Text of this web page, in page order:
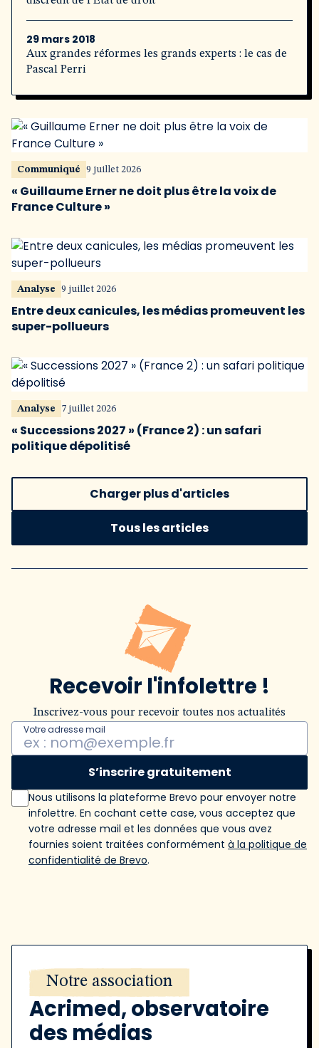
29 mars 2018
Aux grandes réformes les grands experts : le cas de
Pascal Perri
Communiqué 9 juillet 2026
« Guillaume Erner ne doit plus être la voix de
France Culture »
Analyse 9 juillet 2026
Entre deux canicules, les médias promeuvent les
super-pollueurs
Analyse 7 juillet 2026
« Successions 2027 » (France 2) : un safari
politique dépolitisé
Charger plus d'articles
Tous les articles
Recevoir l'infolettre !
Inscrivez-vous pour recevoir toutes nos actualités
Votre adresse mail
S’inscrire gratuitement
Nous utilisons la plateforme Brevo pour envoyer notre
infolettre. En cochant cette case, vous acceptez que
votre adresse mail et les données que vous avez
fournies soient traitées conformément à la politique de
confidentialité de Brevo.
Notre association
Acrimed, observatoire
des médias